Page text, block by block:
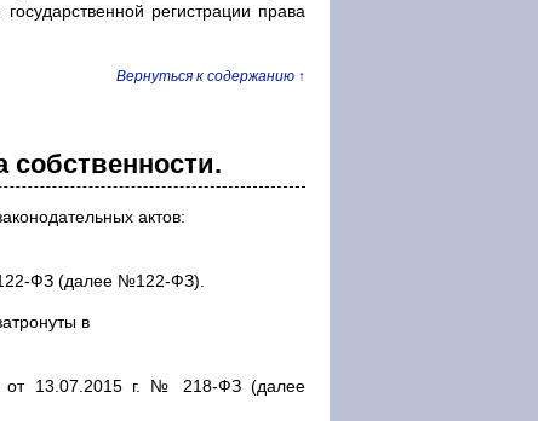
регистрации права
Вернуться к содержанию ↑
собственности.
актов:
ФЗ (далее №122-ФЗ).
в
от 13.07.2015 г. № 218-ФЗ (далее